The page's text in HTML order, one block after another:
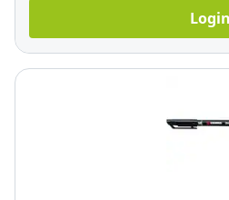
Login